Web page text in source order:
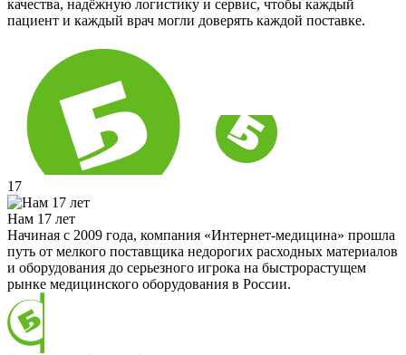
качества, надёжную логистику и сервис, чтобы каждый
пациент и каждый врач могли доверять каждой поставке.
17
Нам 17 лет
Начиная с 2009 года, компания «Интернет-медицина» прошла
путь от мелкого поставщика недорогих расходных материалов
и оборудования до серьезного игрока на быстрорастущем
рынке медицинского оборудования в России.